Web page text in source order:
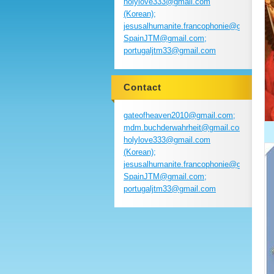
(Korean);
SpainJTM@gmail.com;
portugaljtm33@gmail.com
Contact
gateofheaven2010@gmail.com;
mdm.buchderwahrheit@gmail.com;
holylove333@gmail.com
(Korean);
SpainJTM@gmail.com;
portugaljtm33@gmail.com